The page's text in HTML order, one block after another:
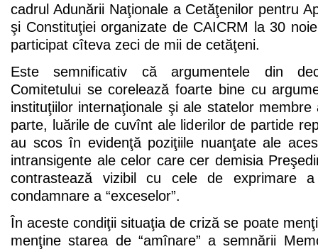
cadrul Adunării Naţionale a Cetăţenilor pentru
şi Constituţiei organizate de CAICRM la 30
participat cîteva zeci de mii de cetăţeni.
Este semnificativ că argumentele din
Comitetului se corelează foarte bine cu
instituţiilor internaţionale şi ale statelor
parte, luările de cuvînt ale liderilor de partide
au scos în evidenţă poziţiile nuanţate ale
intransigente ale celor care cer demisia
contrastează vizibil cu cele de exprimare a
condamnare a “exceselor”.
În aceste condiţii situaţia de criză se poate
menţine starea de “amînare” a semnării